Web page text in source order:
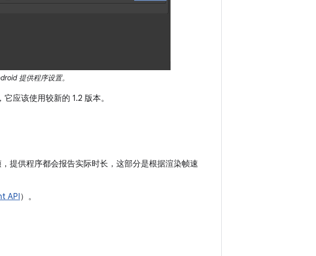
提供程序设置。
应该使用较新的 1.2 版本。
提供程序都会报告实际时长，这部分是根据渲染帧速
API）。